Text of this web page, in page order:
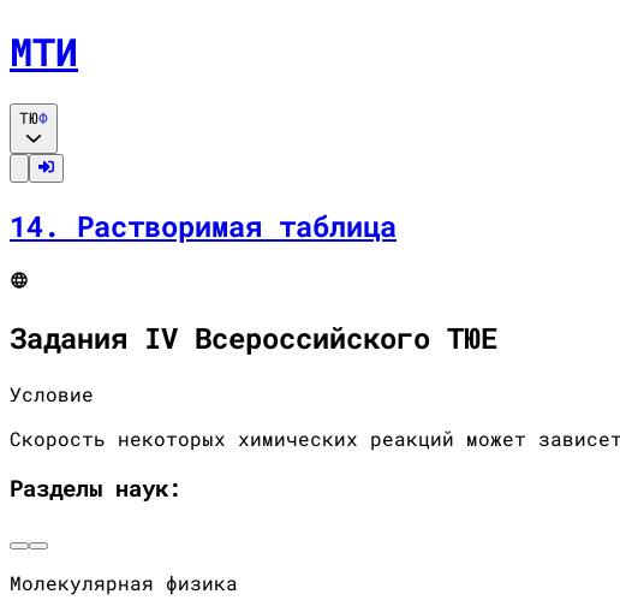
МТИ
ТЮФ
14. Растворимая таблица
Задания IV Всероссийского ТЮЕ
Условие
Скорость некоторых химических реакций может
Разделы наук:
Молекулярная физика